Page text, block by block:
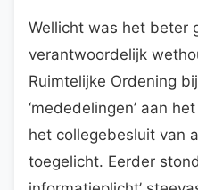
Wellicht was het beter
verantwoordelijk
Ruimtelijke Ordening
‘mededelingen’ aan
het collegebesluit van
toegelicht. Eerder